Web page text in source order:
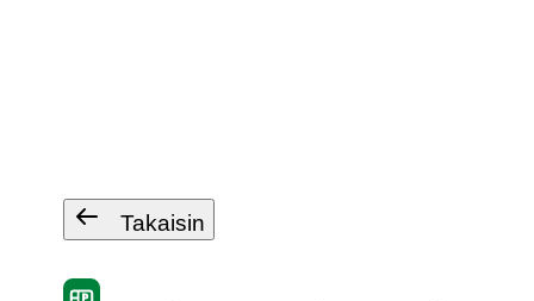
Takaisin